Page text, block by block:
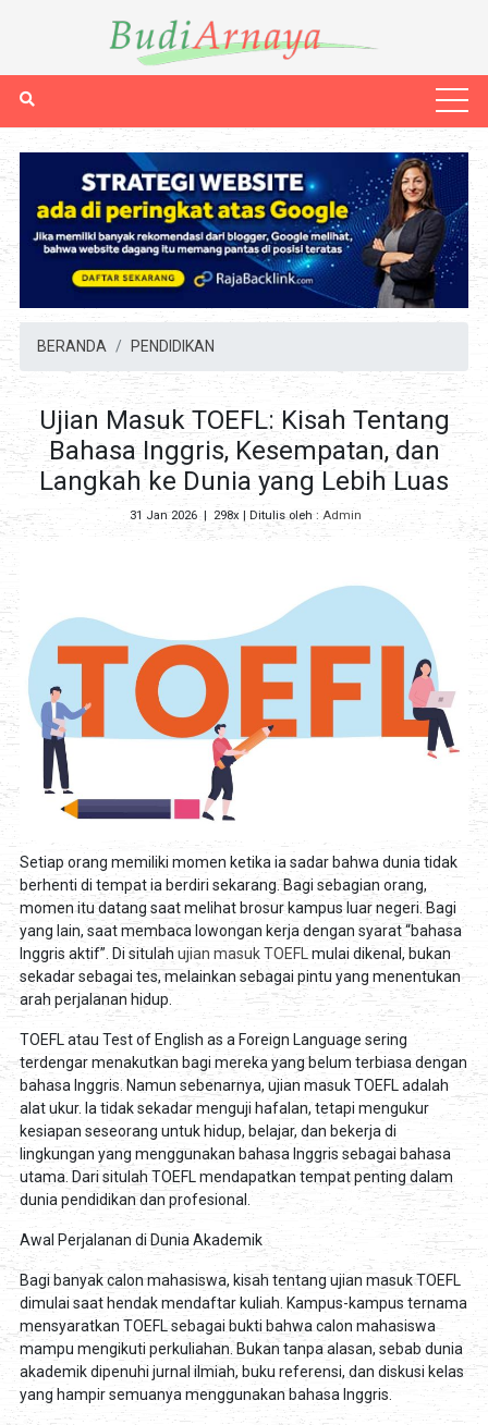
BERANDA PENDIDIKAN
Ujian Masuk TOEFL: Kisah Tentang
Bahasa Inggris, Kesempatan, dan
Langkah ke Dunia yang Lebih Luas
31 Jan 2026| 298x | Ditulis oleh : Admin
Setiap orang memiliki momen ketika ia sadar bahwa dunia tidak
berhenti di tempat ia berdiri sekarang. Bagi sebagian orang,
momen itu datang saat melihat brosur kampus luar negeri. Bagi
yang lain, saat membaca lowongan kerja dengan syarat “bahasa
Inggris aktif”. Di situlah ujian masuk TOEFLmulai dikenal, bukan
sekadar sebagai tes, melainkan sebagai pintu yang menentukan
arah perjalanan hidup.
TOEFL atau Test of English as a Foreign Language sering
terdengar menakutkan bagi mereka yang belum terbiasa dengan
bahasa Inggris. Namun sebenarnya, ujian masuk TOEFL adalah
alat ukur. Ia tidak sekadar menguji hafalan, tetapi mengukur
kesiapan seseorang untuk hidup, belajar, dan bekerja di
lingkungan yang menggunakan bahasa Inggris sebagai bahasa
utama. Dari situlah TOEFL mendapatkan tempat penting dalam
dunia pendidikan dan profesional.
Awal Perjalanan di Dunia Akademik
Bagi banyak calon mahasiswa, kisah tentang ujian masuk TOEFL
dimulai saat hendak mendaftar kuliah. Kampus-kampus ternama
mensyaratkan TOEFL sebagai bukti bahwa calon mahasiswa
mampu mengikuti perkuliahan. Bukan tanpa alasan, sebab dunia
akademik dipenuhi jurnal ilmiah, buku referensi, dan diskusi kelas
yang hampir semuanya menggunakan bahasa Inggris.